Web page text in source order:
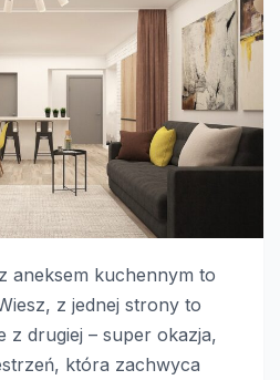
aneksem kuchennym to
z jednej strony to
z drugiej – super okazja,
która zachwyca